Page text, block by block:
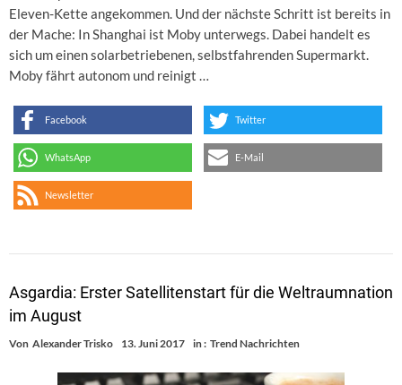
Eleven-Kette angekommen. Und der nächste Schritt ist bereits in
der Mache: In Shanghai ist Moby unterwegs. Dabei handelt es
sich um einen solarbetriebenen, selbstfahrenden Supermarkt.
Moby fährt autonom und reinigt …
Facebook Twitter
WhatsApp E-Mail
Newsletter
Asgardia: Erster Satellitenstart für die Weltraumnation
im August
Von Alexander Trisko 13. Juni 2017 in : Trend Nachrichten